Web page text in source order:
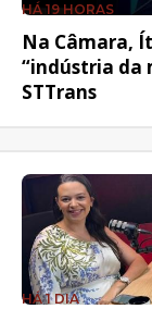
HÁ 19 HORAS
Na Câmara,
“indústria da
STTrans
HÁ 1 DIA